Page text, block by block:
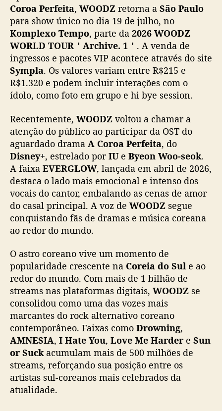
S
e
“
A
C
o
r
a
P
e
r
f
e
i
t
a
,
m
a
o
B
r
s
i
l
p
a
r
Coroa Perfeita, WOODZ retorna a São Paulo
para show único no dia 19 de julho, no
Komplexo Tempo, parte da 2026 WOODZ
WORLD TOUR＇Archive. 1＇ . A venda de
ingressos e pacotes VIP acontece através do site
Sympla. Os valores variam entre R$215 e
R$1.320 e podem incluir interações com o
ídolo, como foto em grupo e hi bye session.
Recentemente, WOODZ voltou a chamar a
atenção do público ao participar da OST do
aguardado drama A Coroa Perfeita, do
Disney+, estrelado porIUe Byeon Woo-seok.
A faixa EVERGLOW, lançada em abril de 2026,
destaca o lado mais emocional e intenso dos
vocais do cantor, embalando as cenas de amor
do casal principal. A voz de WOODZ segue
conquistando fãs de dramas e música coreana
ao redor do mundo.
O astro coreano vive um momento de
popularidade crescente na Coreia do Sul e ao
redor do mundo. Com mais de 1 bilhão de
streams nas plataformas digitais, WOODZ se
consolidou como uma das vozes mais
marcantes do rock alternativo coreano
contemporâneo. Faixas como Drowning,
AMNESIA, I Hate You, Love Me Harder e Sun
or Suckacumulam mais de 500 milhões de
streams, reforçando sua posição entre os
artistas sul-coreanos mais celebrados da
atualidade.